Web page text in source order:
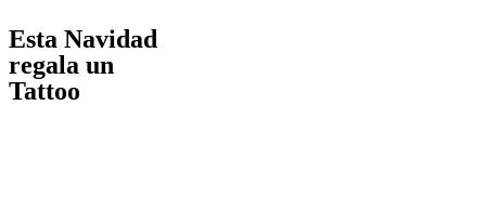
Esta Navidad
regala un
Tattoo